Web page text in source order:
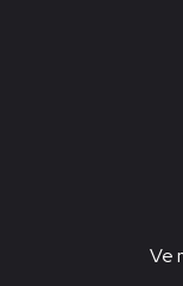
Ve